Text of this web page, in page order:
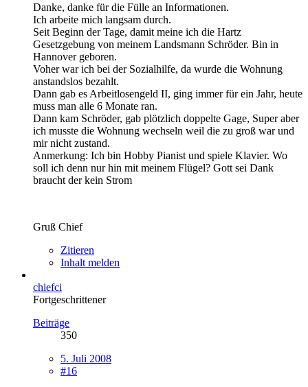
Danke, danke für die Fülle an Informationen.
Ich arbeite mich langsam durch.
Seit Beginn der Tage, damit meine ich die Hartz
Gesetzgebung von meinem Landsmann Schröder. Bin in
Hannover geboren.
Voher war ich bei der Sozialhilfe, da wurde die Wohnung
anstandslos bezahlt.
Dann gab es Arbeitlosengeld II, ging immer für ein Jahr, heute
muss man alle 6 Monate ran.
Dann kam Schröder, gab plötzlich doppelte Gage, Super aber
ich musste die Wohnung wechseln weil die zu groß war und
mir nicht zustand.
Anmerkung: Ich bin Hobby Pianist und spiele Klavier. Wo
soll ich denn nur hin mit meinem Flügel? Gott sei Dank
braucht der kein Strom
Gruß Chief
Zitieren
Inhalt melden
chiefci
Fortgeschrittener
Beiträge
350
5. Juli 2008
#16